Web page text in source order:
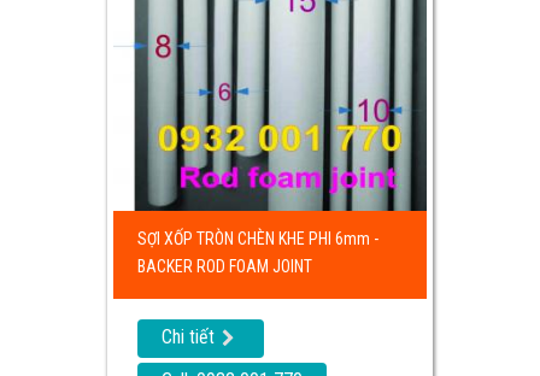
SỢI XỐP TRÒN CHÈN KHE PHI 6mm -
BACKER ROD FOAM JOINT
Chi tiết